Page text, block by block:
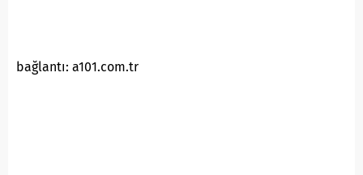
bağlantı: a101.com.tr